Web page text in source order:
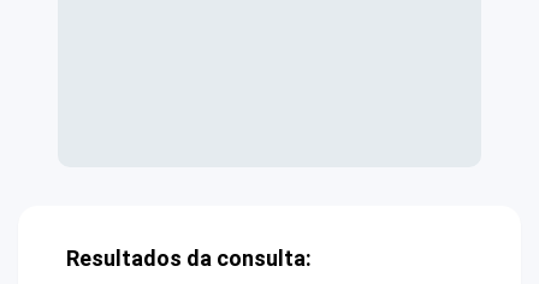
Resultados da consulta: